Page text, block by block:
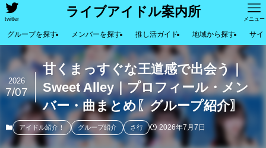
ライブアイドル案内所
twitter メニュー
グループを探す メンバーを探す 推し活ガイド 地域から探す サイ
甘くまっすぐな王道感で出会う｜
Sweet Alley｜プロフィール・メン
バー・曲まとめ〖グループ紹介〗
2026
7/07
アイドル紹介！ グループ紹介 さ行 2026年7月7日